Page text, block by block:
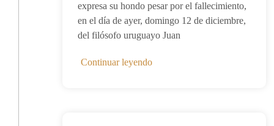
expresa su hondo pesar por el fallecimiento,
en el día de ayer, domingo 12 de diciembre,
del filósofo uruguayo Juan
Continuar leyendo